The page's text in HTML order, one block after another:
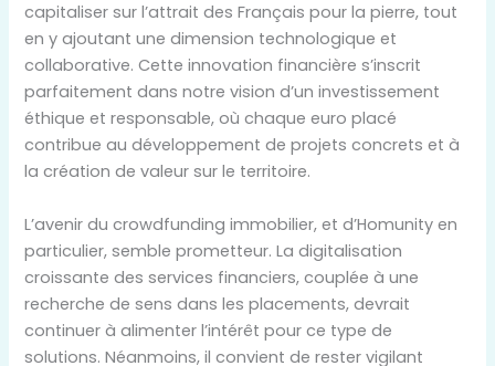
capitaliser sur l’attrait des Français pour la pierre, tout
en y ajoutant une dimension technologique et
collaborative. Cette innovation financière s’inscrit
parfaitement dans notre vision d’un investissement
éthique et responsable, où chaque euro placé
contribue au développement de projets concrets et à
la création de valeur sur le territoire.
L’avenir du crowdfunding immobilier, et d’Homunity en
particulier, semble prometteur. La digitalisation
croissante des services financiers, couplée à une
recherche de sens dans les placements, devrait
continuer à alimenter l’intérêt pour ce type de
solutions. Néanmoins, il convient de rester vigilant